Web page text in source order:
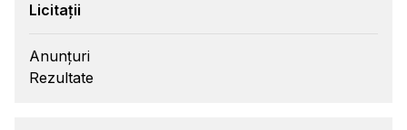
Licitații
Anunțuri
Rezultate